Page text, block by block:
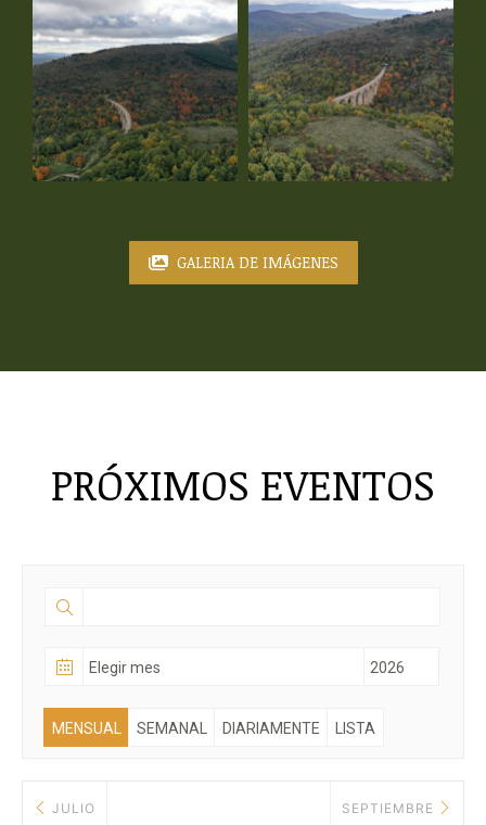
GALERIA DE IMÁGENES
PRÓXIMOS EVENTOS
MENSUAL SEMANAL DIARIAMENTE LISTA
JULIO SEPTIEMBRE